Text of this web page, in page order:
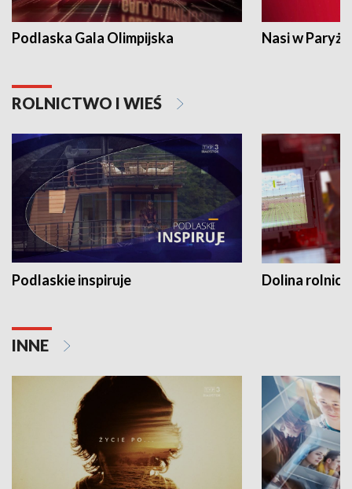
Podlaska Gala Olimpijska Nasi w Paryżu
ROLNICTWO I WIEŚ
Podlaskie inspiruje Dolina
INNE